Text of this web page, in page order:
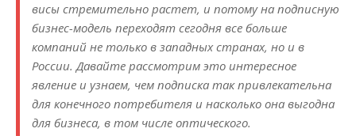
висы стремительно растет, и потому на подписную
бизнес-модель переходят сегодня все больше
компаний не только в западных странах, но и в
России. Давайте рассмотрим это интересное
явление и узнаем, чем подписка так привлекательна
для конечного потребителя и насколько она выгодна
для бизнеса, в том числе оптического.